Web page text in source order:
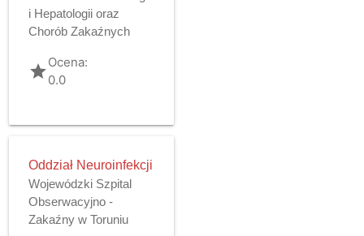
i Hepatologii oraz
Chorób Zakaźnych
gradeOcena:
0.0
Oddział Neuroinfekcji
Wojewódzki Szpital
Obserwacyjno -
Zakaźny w Toruniu